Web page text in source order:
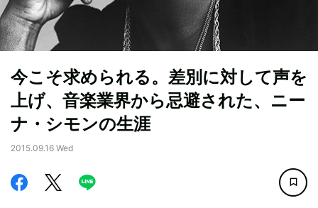
今こそ求められる。差別に対して声を
上げ、音楽業界から忌避された、ニー
ナ・シモンの生涯
2015.09.16 Wed